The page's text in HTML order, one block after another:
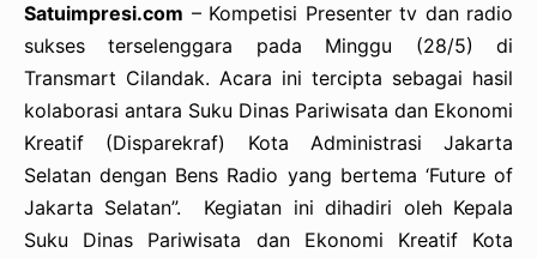
Satuimpresi.com – Kompetisi Presenter tv dan radio
sukses terselenggara pada Minggu (28/5) di
Transmart Cilandak. Acara ini tercipta sebagai hasil
kolaborasi antara Suku Dinas Pariwisata dan Ekonomi
Kreatif (Disparekraf) Kota Administrasi Jakarta
Selatan dengan Bens Radio yang bertema ‘Future of
Jakarta Selatan”. Kegiatan ini dihadiri oleh Kepala
Suku Dinas Pariwisata dan Ekonomi Kreatif Kota